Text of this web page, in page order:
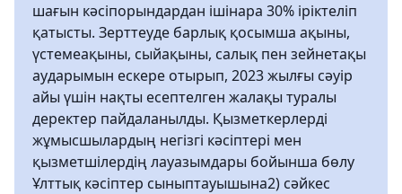
шағын кәсіпорындардан ішінара 30% іріктеліп
қатысты. Зерттеуде барлық қосымша ақыны,
үстемеақыны, сыйақыны, салық пен зейнетақы
аударымын ескере отырып, 2023 жылғы сәуір
айы үшін нақты есептелген жалақы туралы
деректер пайдаланылды. Қызметкерлерді
жұмысшылардың негізгі кәсіптері мен
қызметшілердің лауазымдары бойынша бөлу
Ұлттық кәсіптер сыныптауышына2) сәйкес